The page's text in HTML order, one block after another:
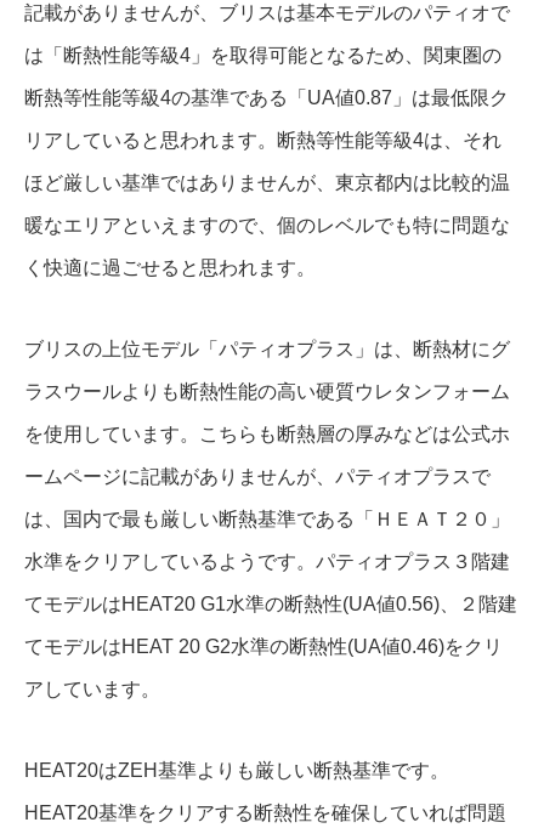
記載がありませんが、ブリスは基本モデルのパティオで
は「断熱性能等級4」を取得可能となるため、関東圏の
断熱等性能等級4の基準である「UA値0.87」は最低限ク
リアしていると思われます。断熱等性能等級4は、それ
ほど厳しい基準ではありませんが、東京都内は比較的温
暖なエリアといえますので、個のレベルでも特に問題な
く快適に過ごせると思われます。
ブリスの上位モデル「パティオプラス」は、断熱材にグ
ラスウールよりも断熱性能の高い硬質ウレタンフォーム
を使用しています。こちらも断熱層の厚みなどは公式ホ
ームページに記載がありませんが、パティオプラスで
は、国内で最も厳しい断熱基準である「ＨＥＡＴ２０」
水準をクリアしているようです。パティオプラス３階建
てモデルはHEAT20 G1水準の断熱性(UA値0.56)、２階建
てモデルはHEAT 20 G2水準の断熱性(UA値0.46)をクリ
アしています。
HEAT20はZEH基準よりも厳しい断熱基準です。
HEAT20基準をクリアする断熱性を確保していれば問題